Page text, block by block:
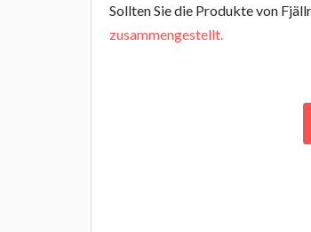
Sollten Sie die Produkte von
zusammengestellt.